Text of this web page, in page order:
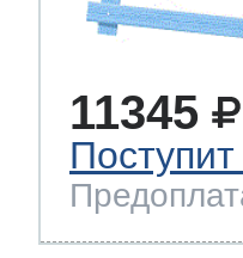
11345